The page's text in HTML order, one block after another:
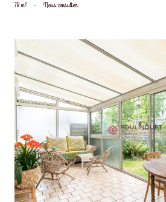
78 m²
- Nous consulter
voir le bien